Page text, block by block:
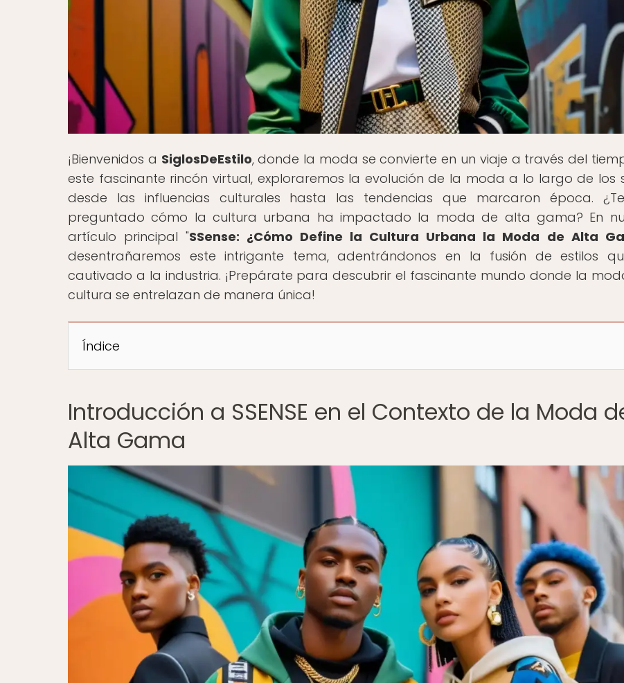
¡Bienvenidos a SiglosDeEstilo, donde la moda se convierte en un viaje a través del
este fascinante rincón virtual, exploraremos la evolución de la moda a lo largo de los
desde las influencias culturales hasta las tendencias que marcaron época.
preguntado cómo la cultura urbana ha impactado la moda de alta gama? En
artículo principal "SSense: ¿Cómo Define la Cultura Urbana la Moda de Alta
desentrañaremos este intrigante tema, adentrándonos en la fusión de estilos
cautivado a la industria. ¡Prepárate para descubrir el fascinante mundo donde la
cultura se entrelazan de manera única!
Índice
Introducción a SSENSE en el Contexto de la Moda
Alta Gama